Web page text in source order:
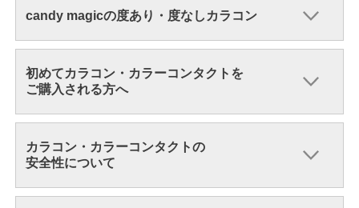
candy magicの度あり・度なしカラコン
初めてカラコン・カラーコンタクトを
ご購入される方へ
カラコン・カラーコンタクトの
安全性について